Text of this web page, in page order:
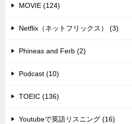
MOVIE (124)
Netflix（ネットフリックス） (3)
Phineas and Ferb (2)
Podcast (10)
TOEIC (136)
Youtubeで英語リスニング (16)